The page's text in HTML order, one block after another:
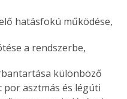
hatásfokú működése,
a rendszerbe,
különböző
asztmás és légúti